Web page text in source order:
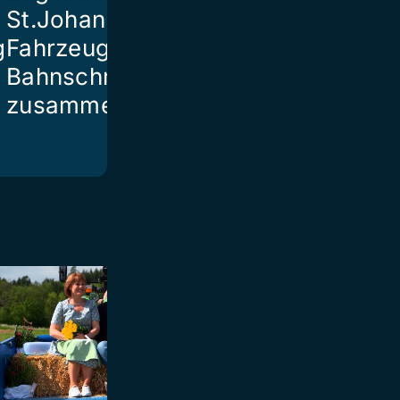
St.Johann mit
Fahrzeug auf
Bahnschranke
zusammen